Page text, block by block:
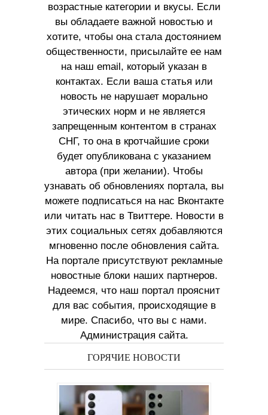
возрастные категории и вкусы. Если
вы обладаете важной новостью и
хотите, чтобы она стала достоянием
общественности, присылайте ее нам
на наш email, который указан в
контактах. Если ваша статья или
новость не нарушает морально
этических норм и не является
запрещенным контентом в странах
СНГ, то она в кротчайшие сроки
будет опубликована с указанием
автора (при желании). Чтобы
узнавать об обновлениях портала, вы
можете подписаться на нас Вконтакте
или читать нас в Твиттере. Новости в
этих социальных сетях добавляются
мгновенно после обновления сайта.
На портале присутствуют рекламные
новостные блоки наших партнеров.
Надеемся, что наш портал прояснит
для вас события, происходящие в
мире. Спасибо, что вы с нами.
Администрация сайта.
ГОРЯЧИЕ НОВОСТИ